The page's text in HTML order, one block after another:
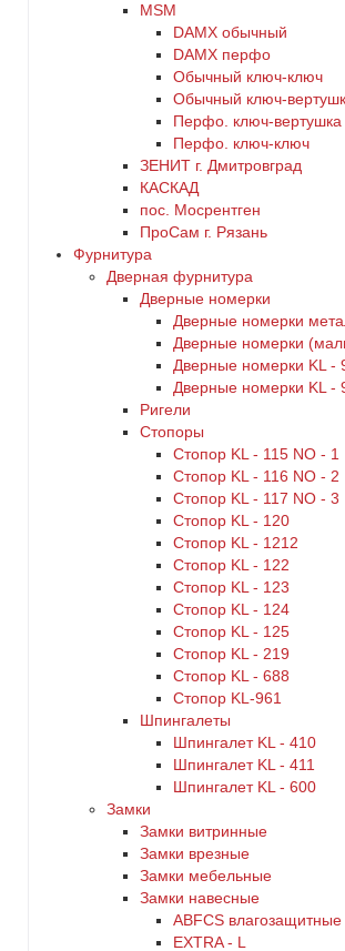
MSM
DАMX обычный
DАMX перфо
Oбычный ключ-ключ
Обычный ключ-
Перфо. ключ-вертушка
Перфо. ключ-ключ
ЗЕНИТ г. Дмитровград
КАСКАД
пос. Мосрентген
ПроСам г. Рязань
Фурнитура
Дверная фурнитура
Дверные номерки
Дверные номерки
Дверные номерки
Дверные номерки KL -
Дверные номерки KL -
Ригели
Стопоры
Стопор KL - 115 NO - 1
Стопор KL - 116 NO - 2
Стопор KL - 117 NO - 3
Стопор KL - 120
Стопор KL - 1212
Стопор KL - 122
Стопор KL - 123
Стопор KL - 124
Стопор KL - 125
Стопор KL - 219
Стопор KL - 688
Стопор KL-961
Шпингалеты
Шпингалет KL - 410
Шпингалет KL - 411
Шпингалет KL - 600
Замки
Замки витринные
Замки врезные
Замки мебельные
Замки навесные
ABFCS влагозащитные
EXTRA - L